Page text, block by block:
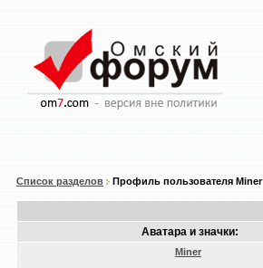
Список разделов Профиль пользователя Miner
Аватара и значки:
Miner